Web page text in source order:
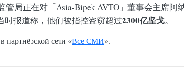
管局正在对「Asia-Bipek AVTO」董事会主席阿
时报道称，他们被指控盗窃超过2300亿坚戈。
партнёрской сети «Все СМИ».